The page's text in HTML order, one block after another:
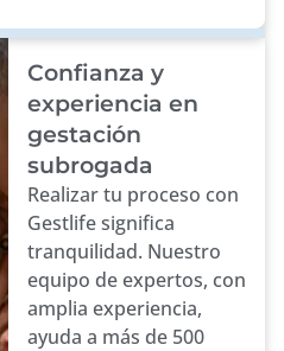
Confianza y
experiencia en
gestación
subrogada
Realizar tu proceso con
Gestlife significa
tranquilidad. Nuestro
equipo de expertos, con
amplia experiencia,
ayuda a más de 500